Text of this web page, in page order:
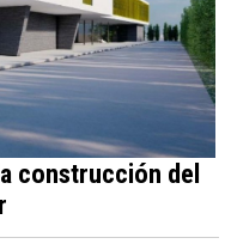
construcción del